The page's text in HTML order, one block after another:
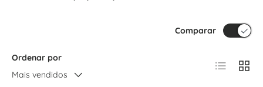
Ordenar por
Mais vendidos
Comparar
Lista Grade